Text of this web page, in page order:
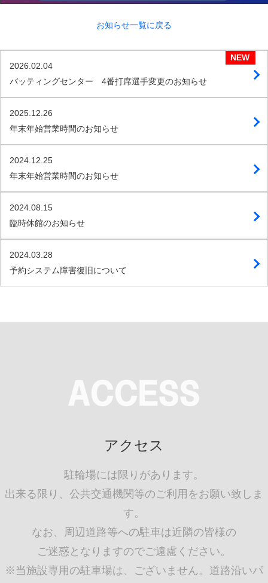
お知らせ一覧に戻る
2026.02.04
バッティングセンター 4番打席選手変更のお知らせ
2025.12.26
年末年始営業時間のお知らせ
2024.12.25
年末年始営業時間のお知らせ
2024.08.15
臨時休館のお知らせ
2024.03.28
予約システム障害復旧について
アクセス
駐輪場には限りがあります。
出来る限り、公共交通機関等のご利用をお願い致しま
す。
なお、周辺道路等への駐車は近隣の皆様の
ご迷惑となりますのでご遠慮ください。
※当施設専用の駐車場は、ございません。道路沿いパ